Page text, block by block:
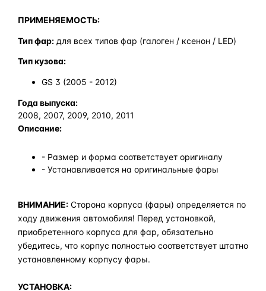
ПРИМЕНЯЕМОСТЬ:
Тип фар: для всех типов фар (галоген / ксенон / LED)
Тип кузова:
GS 3 (2005 - 2012)
Года выпуска:
2008, 2007, 2009, 2010, 2011
Описание:
- Размер и форма соответствует оригиналу
- Устанавливается на оригинальные фары
ВНИМАНИЕ: Сторона корпуса (фары) определяется по
ходу движения автомобиля! Перед установкой,
приобретенного корпуса для фар, обязательно
убедитесь, что корпус полностью соответствует штатно
установленному корпусу фары.
УСТАНОВКА: